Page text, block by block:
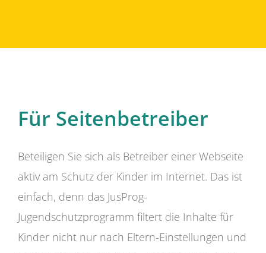
Für Seitenbetreiber
Beteiligen Sie sich als Betreiber einer Webseite
aktiv am Schutz der Kinder im Internet. Das ist
einfach, denn das JusProg-
Jugendschutzprogramm filtert die Inhalte für
Kinder nicht nur nach Eltern-Einstellungen und